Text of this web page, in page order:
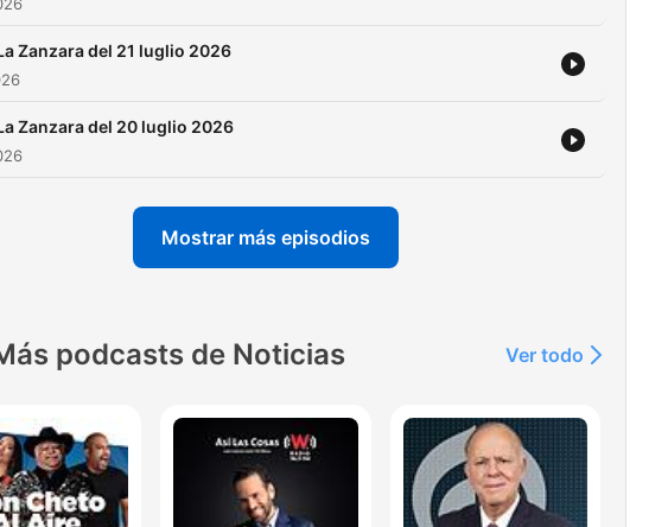
Zanzara del 21 luglio 2026
Zanzara del 20 luglio 2026
Mostrar más episodios
podcasts de Noticias Ver todo